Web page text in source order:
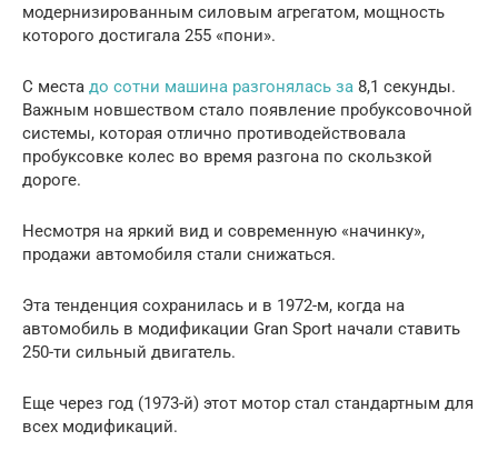
модернизированным силовым агрегатом, мощность
которого достигала 255 «пони».
С места до сотни машина разгонялась за 8,1 секунды.
Важным новшеством стало появление пробуксовочной
системы, которая отлично противодействовала
пробуксовке колес во время разгона по скользкой
дороге.
Несмотря на яркий вид и современную «начинку»,
продажи автомобиля стали снижаться.
Эта тенденция сохранилась и в 1972-м, когда на
автомобиль в модификации Gran Sport начали ставить
250-ти сильный двигатель.
Еще через год (1973-й) этот мотор стал стандартным для
всех модификаций.